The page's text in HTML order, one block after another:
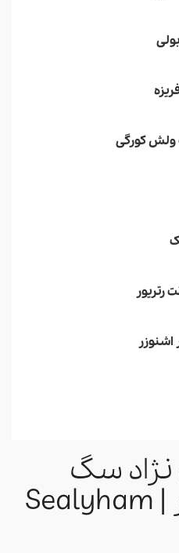
ولش کورگی
رتریور
اشنوزر
سگ
سیلی هم تریر | Sealyham